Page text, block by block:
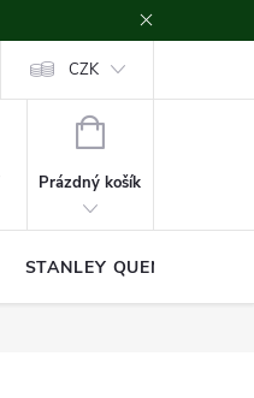
CZK
NÁKUPNÍ
Prázdný košík
STANLEY QUENCHER